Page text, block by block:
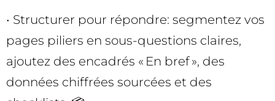
• Structurer pour répondre: segmentez vos
pages piliers en sous-questions claires,
ajoutez des encadrés « En bref », des
données chiffrées sourcées et des